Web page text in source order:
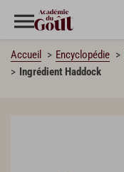
Accueil Encyclopédie
Ingrédient Haddock